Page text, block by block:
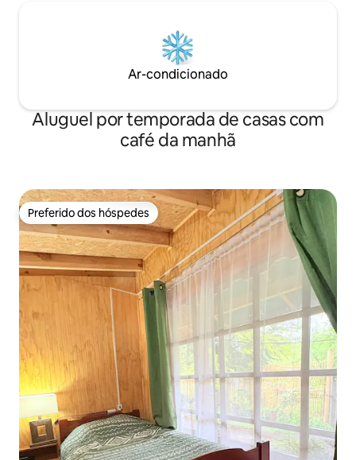
Ar-condicionado
Aluguel por temporada de casas com
café da manhã
Preferido dos hóspedes
Preferido dos hóspedes